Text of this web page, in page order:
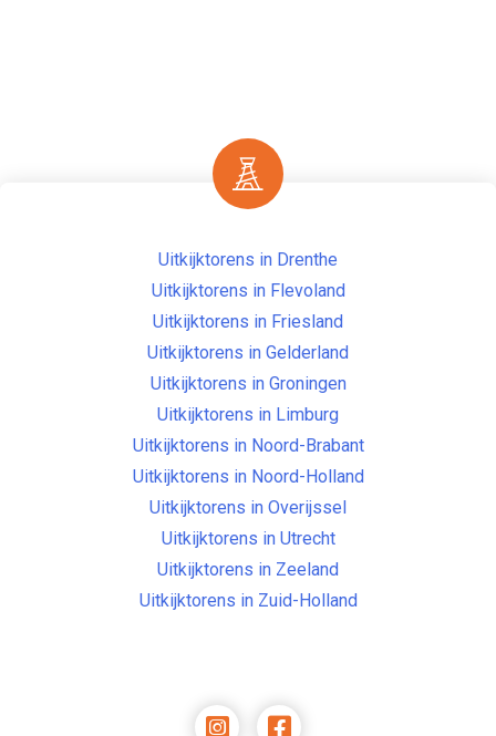
Uitkijktorens in Drenthe
Uitkijktorens in Flevoland
Uitkijktorens in Friesland
Uitkijktorens in Gelderland
Uitkijktorens in Groningen
Uitkijktorens in Limburg
Uitkijktorens in Noord-Brabant
Uitkijktorens in Noord-Holland
Uitkijktorens in Overijssel
Uitkijktorens in Utrecht
Uitkijktorens in Zeeland
Uitkijktorens in Zuid-Holland